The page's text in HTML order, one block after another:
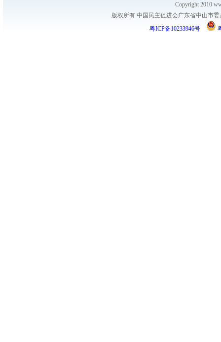
Copyright 2010
版权所有 中国民主促进会广东省中山市
粤ICP备10233946号